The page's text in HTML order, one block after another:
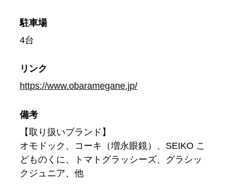
駐車場
4台
リンク
https://www.obaramegane.jp/
備考
【取り扱いブランド】
オモドック、コーキ（増永眼鏡）、SEIKO こ
どものくに、トマトグラッシーズ、グラシッ
クジュニア、他